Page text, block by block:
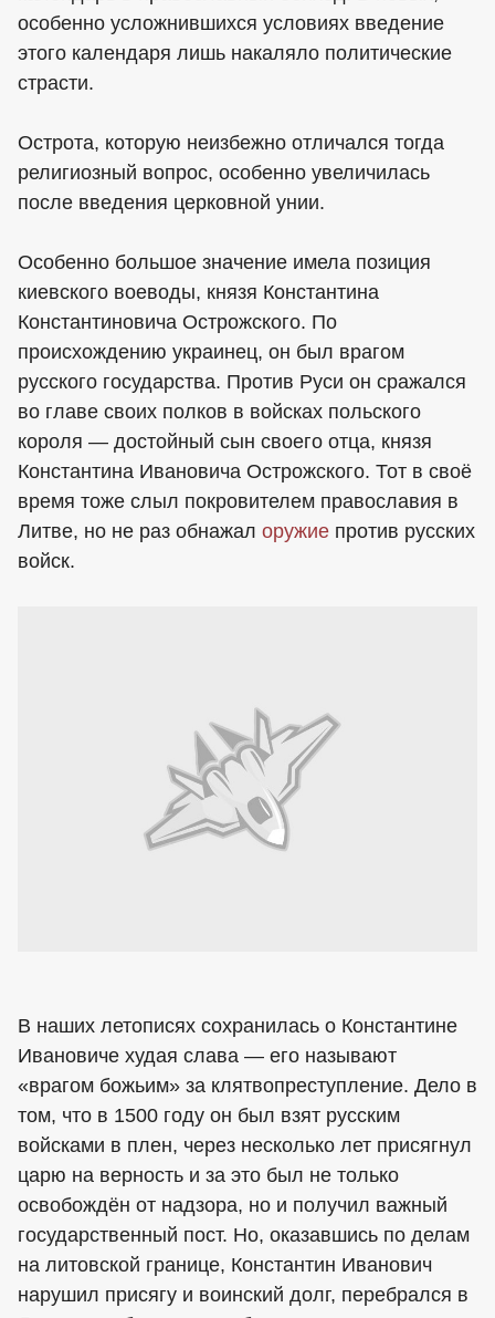
особенно усложнившихся условиях введение
этого календаря лишь накаляло политические
страсти.
Острота, которую неизбежно отличался тогда
религиозный вопрос, особенно увеличилась
после введения церковной унии.
Особенно большое значение имела позиция
киевского воеводы, князя Константина
Константиновича Острожского. По
происхождению украинец, он был врагом
русского государства. Против Руси он сражался
во главе своих полков в войсках польского
короля — достойный сын своего отца, князя
Константина Ивановича Острожского. Тот в своё
время тоже слыл покровителем православия в
Литве, но не раз обнажал оружие против русских
войск.
В наших летописях сохранилась о Константине
Ивановиче худая слава — его называют
«врагом божьим» за клятвопреступление. Дело в
том, что в 1500 году он был взят русским
войсками в плен, через несколько лет присягнул
царю на верность и за это был не только
освобождён от надзора, но и получил важный
государственный пост. Но, оказавшись по делам
на литовской границе, Константин Иванович
нарушил присягу и воинский долг, перебрался в